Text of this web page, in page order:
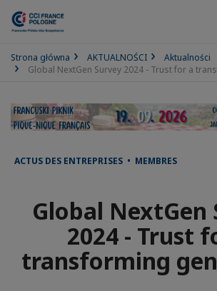
Strona główna AKTUALNOŚCI
Aktualności
Global NextGen Survey 2024 - Trust for a
ACTUS DES ENTREPRISES • MEMBRES
Global NextGen
2024 - Trust
transforming